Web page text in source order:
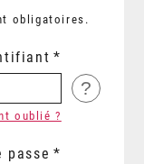
obligatoires.
?
oublié ?
passe